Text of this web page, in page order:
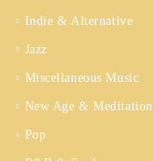
Indie & Alternative
Jazz
Miscellaneous Music
New Age & Meditation
Pop